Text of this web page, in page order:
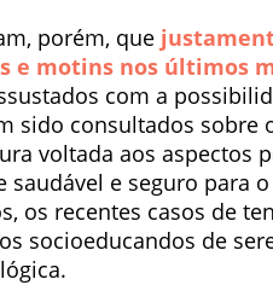
porém, que
e motins nos últimos
com a
sido consultados sobre
voltada aos aspectos
saudável e seguro para
os recentes casos de
socioeducandos de